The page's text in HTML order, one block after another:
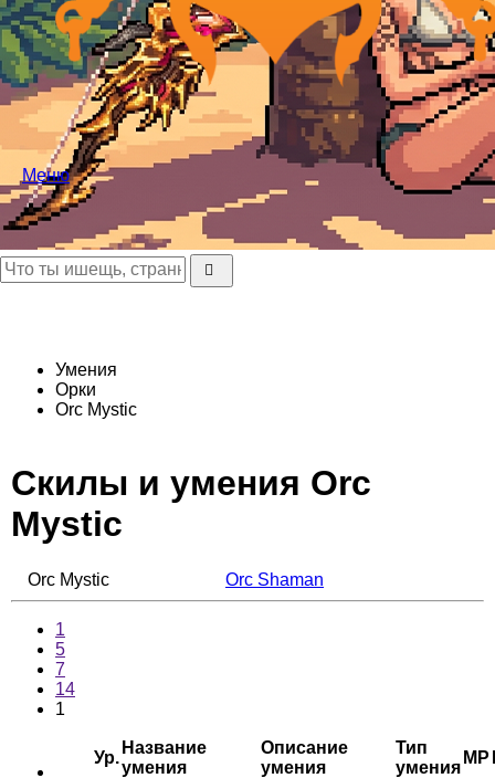
Меню
Умения
Орки
Orc Mystic
Скилы и умения Orc
Mystic
Orc Mystic Orc Shaman
1
5
7
14
1
Ур.
Название
умения
Описание
умения
Тип
умения
MP